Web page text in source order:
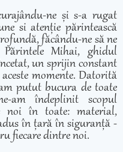
ne și s-a rugat
si atenție părintească
făcându-ne să ne
Mihai, ghidul
un sprijin constant
momente. Datorită
putut bucura de toate
am îndeplinit scopul
noi în toate: material,
în țară în siguranță -
fiecare dintre noi.